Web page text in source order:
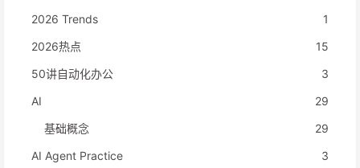
2026 Trends
1
2026热点
15
50讲自动化办公
3
AI
29
基础概念
29
AI Agent Practice
3